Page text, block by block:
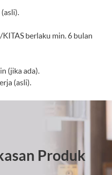
berlaku min. 6 bulan
(jika ada).
(asli).
Produk